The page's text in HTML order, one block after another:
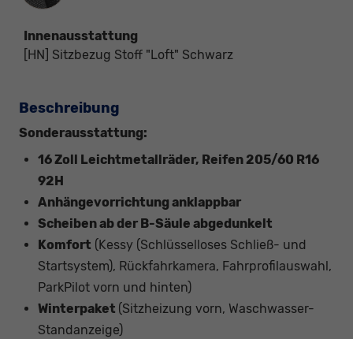
Innenausstattung
[HN] Sitzbezug Stoff "Loft" Schwarz
Beschreibung
Sonderausstattung:
16 Zoll Leichtmetallräder, Reifen 205/60 R16
92H
Anhängevorrichtung anklappbar
Scheiben ab der B-Säule abgedunkelt
Komfort (Kessy (Schlüsselloses Schließ- und
Startsystem), Rückfahrkamera, Fahrprofilauswahl,
ParkPilot vorn und hinten)
Winterpaket (Sitzheizung vorn, Waschwasser-
Standanzeige)